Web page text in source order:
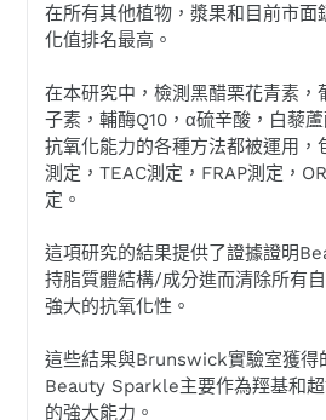
在所有其他植物，漿果和目前市面
化值排名最高。
在本研究中，檢測黑醋栗花青素，
子素，輔酶Q10，α硫辛酸，白藜
抗氧化能力的各種方法都被運用，
測定，TEAC測定，FRAP測定，
定。
這項研究的結果提供了證據證明
持脂質體結構/成分進而清除所有
強大的抗氧化性。
這些結果與Brunswick實驗室獲得
Beauty Sparkle主要作為羥基和
的強大能力。